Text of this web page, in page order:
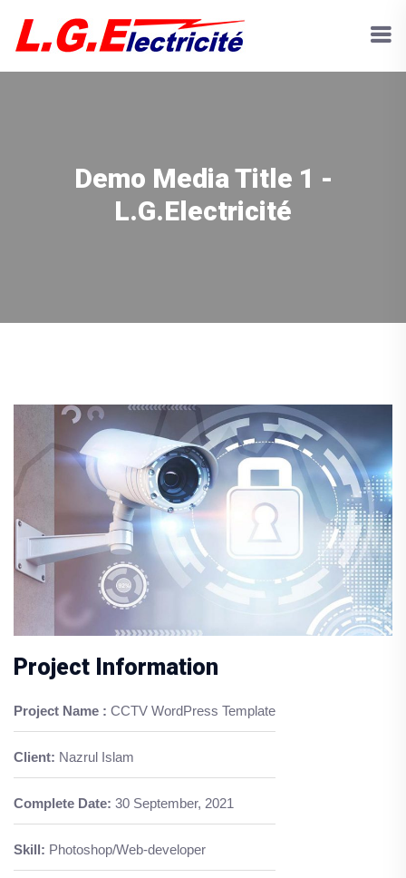
Demo Media Title 1 -
L.G.Electricité
Project Information
Project Name : CCTV WordPress Template
Client: Nazrul Islam
Complete Date: 30 September, 2021
Skill: Photoshop/Web-developer